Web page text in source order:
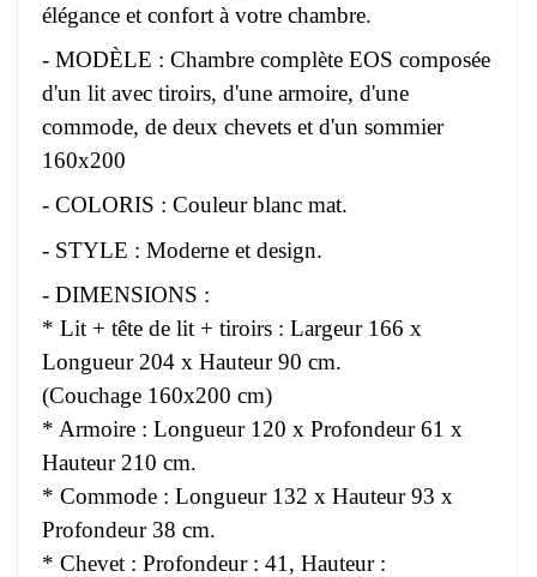
élégance et confort à votre chambre.
- MODÈLE : Chambre complète EOS composée
d'un lit avec tiroirs, d'une armoire, d'une
commode, de deux chevets et d'un sommier
160x200
- COLORIS : Couleur blanc mat.
- STYLE : Moderne et design.
- DIMENSIONS :
* Lit + tête de lit + tiroirs : Largeur 166 x
Longueur 204 x Hauteur 90 cm.
(Couchage 160x200 cm)
* Armoire : Longueur 120 x Profondeur 61 x
Hauteur 210 cm.
* Commode : Longueur 132 x Hauteur 93 x
Profondeur 38 cm.
* Chevet : Profondeur : 41, Hauteur :